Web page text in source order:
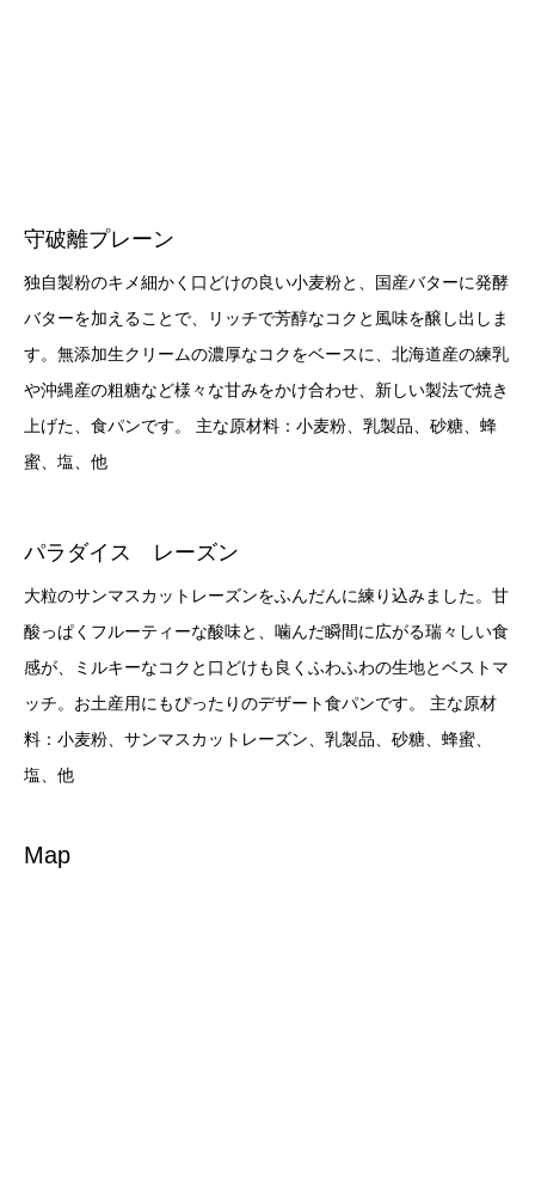
守破離プレーン
独自製粉のキメ細かく口どけの良い小麦粉と、国産バターに発酵
バターを加えることで、リッチで芳醇なコクと風味を醸し出しま
す。無添加生クリームの濃厚なコクをベースに、北海道産の練乳
や沖縄産の粗糖など様々な甘みをかけ合わせ、新しい製法で焼き
上げた、食パンです。 主な原材料：小麦粉、乳製品、砂糖、蜂
蜜、塩、他
パラダイス レーズン
大粒のサンマスカットレーズンをふんだんに練り込みました。甘
酸っぱくフルーティーな酸味と、噛んだ瞬間に広がる瑞々しい食
感が、ミルキーなコクと口どけも良くふわふわの生地とベストマ
ッチ。お土産用にもぴったりのデザート食パンです。 主な原材
料：小麦粉、サンマスカットレーズン、乳製品、砂糖、蜂蜜、
塩、他
Map